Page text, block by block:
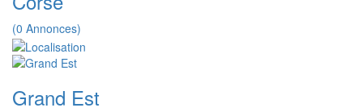
(0 Annonces)
Grand Est